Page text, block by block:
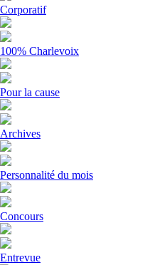
Corporatif
100% Charlevoix
Pour la cause
Archives
Personnalité du mois
Concours
Entrevue